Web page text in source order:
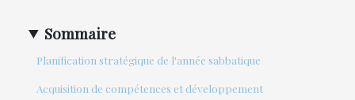
Sommaire
Planification stratégique de l'année sabbatique
Acquisition de compétences et développement